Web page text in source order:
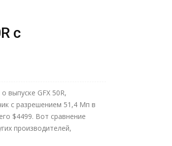
с
выпуске GFX 50R,
с разрешением 51,4 Мп в
$4499. Вот сравнение
производителей,